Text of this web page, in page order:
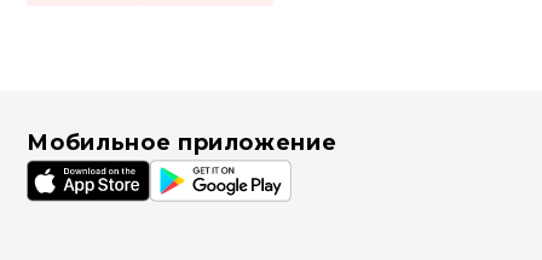
Мобильное приложение